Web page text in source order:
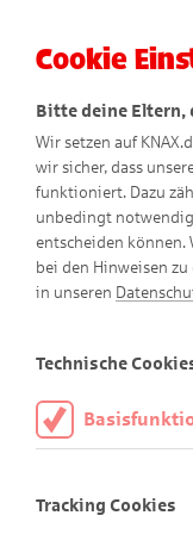
Cookie
Bitte deine Eltern,
Wir setzen auf
wir sicher, dass
funktioniert. Dazu
unbedingt notwendig
entscheiden können.
bei den Hinweisen
in unseren
Technische
aktiviert sein.
Tracking Cookies